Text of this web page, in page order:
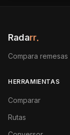
Radarr.
Compara
HERRAMIENTAS
Comparar
Rutas